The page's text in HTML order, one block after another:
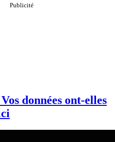
données ont-elles